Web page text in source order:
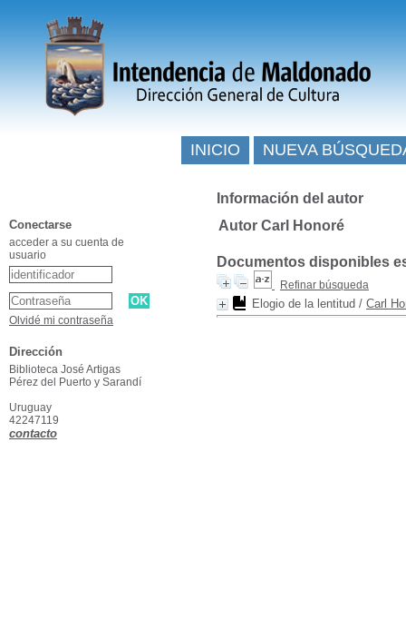
Información del autor
Autor Carl Honoré
Documentos disponibles
Refinar búsqueda
Elogio de la lentitud / Carl
INICIO NUEVA
Conectarse
acceder a su cuenta de
usuario
Olvidé mi contraseña
Dirección
Biblioteca José Artigas
Pérez del Puerto y Sarandí
Uruguay
42247119
contacto